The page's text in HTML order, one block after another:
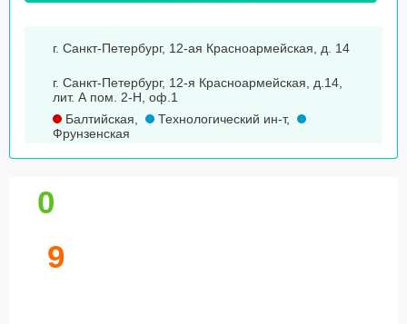
г. Санкт-Петербург, 12-ая Красноармейская, д. 14
г. Санкт-Петербург, 12-я Красноармейская, д.14,
лит. А пом. 2-Н, оф.1
Балтийская, Технологический ин-т,
Фрунзенская
0
9